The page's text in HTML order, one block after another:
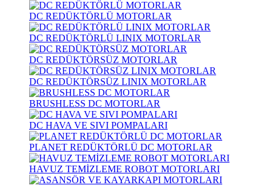
DC REDÜKTÖRLÜ MOTORLAR
DC REDÜKTÖRLÜ LINIX MOTORLAR
DC REDÜKTÖRSÜZ MOTORLAR
DC REDÜKTÖRSÜZ LINIX MOTORLAR
BRUSHLESS DC MOTORLAR
DC HAVA VE SIVI POMPALARI
PLANET REDÜKTÖRLÜ DC MOTORLAR
HAVUZ TEMİZLEME ROBOT MOTORLARI